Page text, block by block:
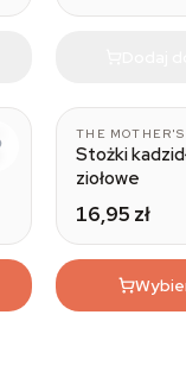
THE MOTHER'S
Stożki
ziołowe
16,95 zł